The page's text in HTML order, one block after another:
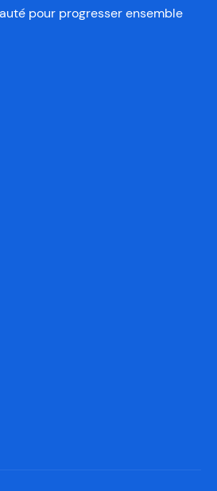
pour progresser ensemble